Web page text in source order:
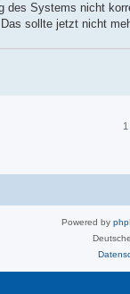
des Systems nicht
sollte jetzt nicht
Powered by